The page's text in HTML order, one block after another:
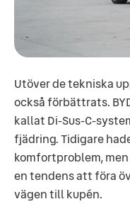
Utöver de tekniska
också förbättrats.
kallat Di-Sus-C-
fjädring. Tidigare
komfortproblem,
en tendens att föra
vägen till kupén.